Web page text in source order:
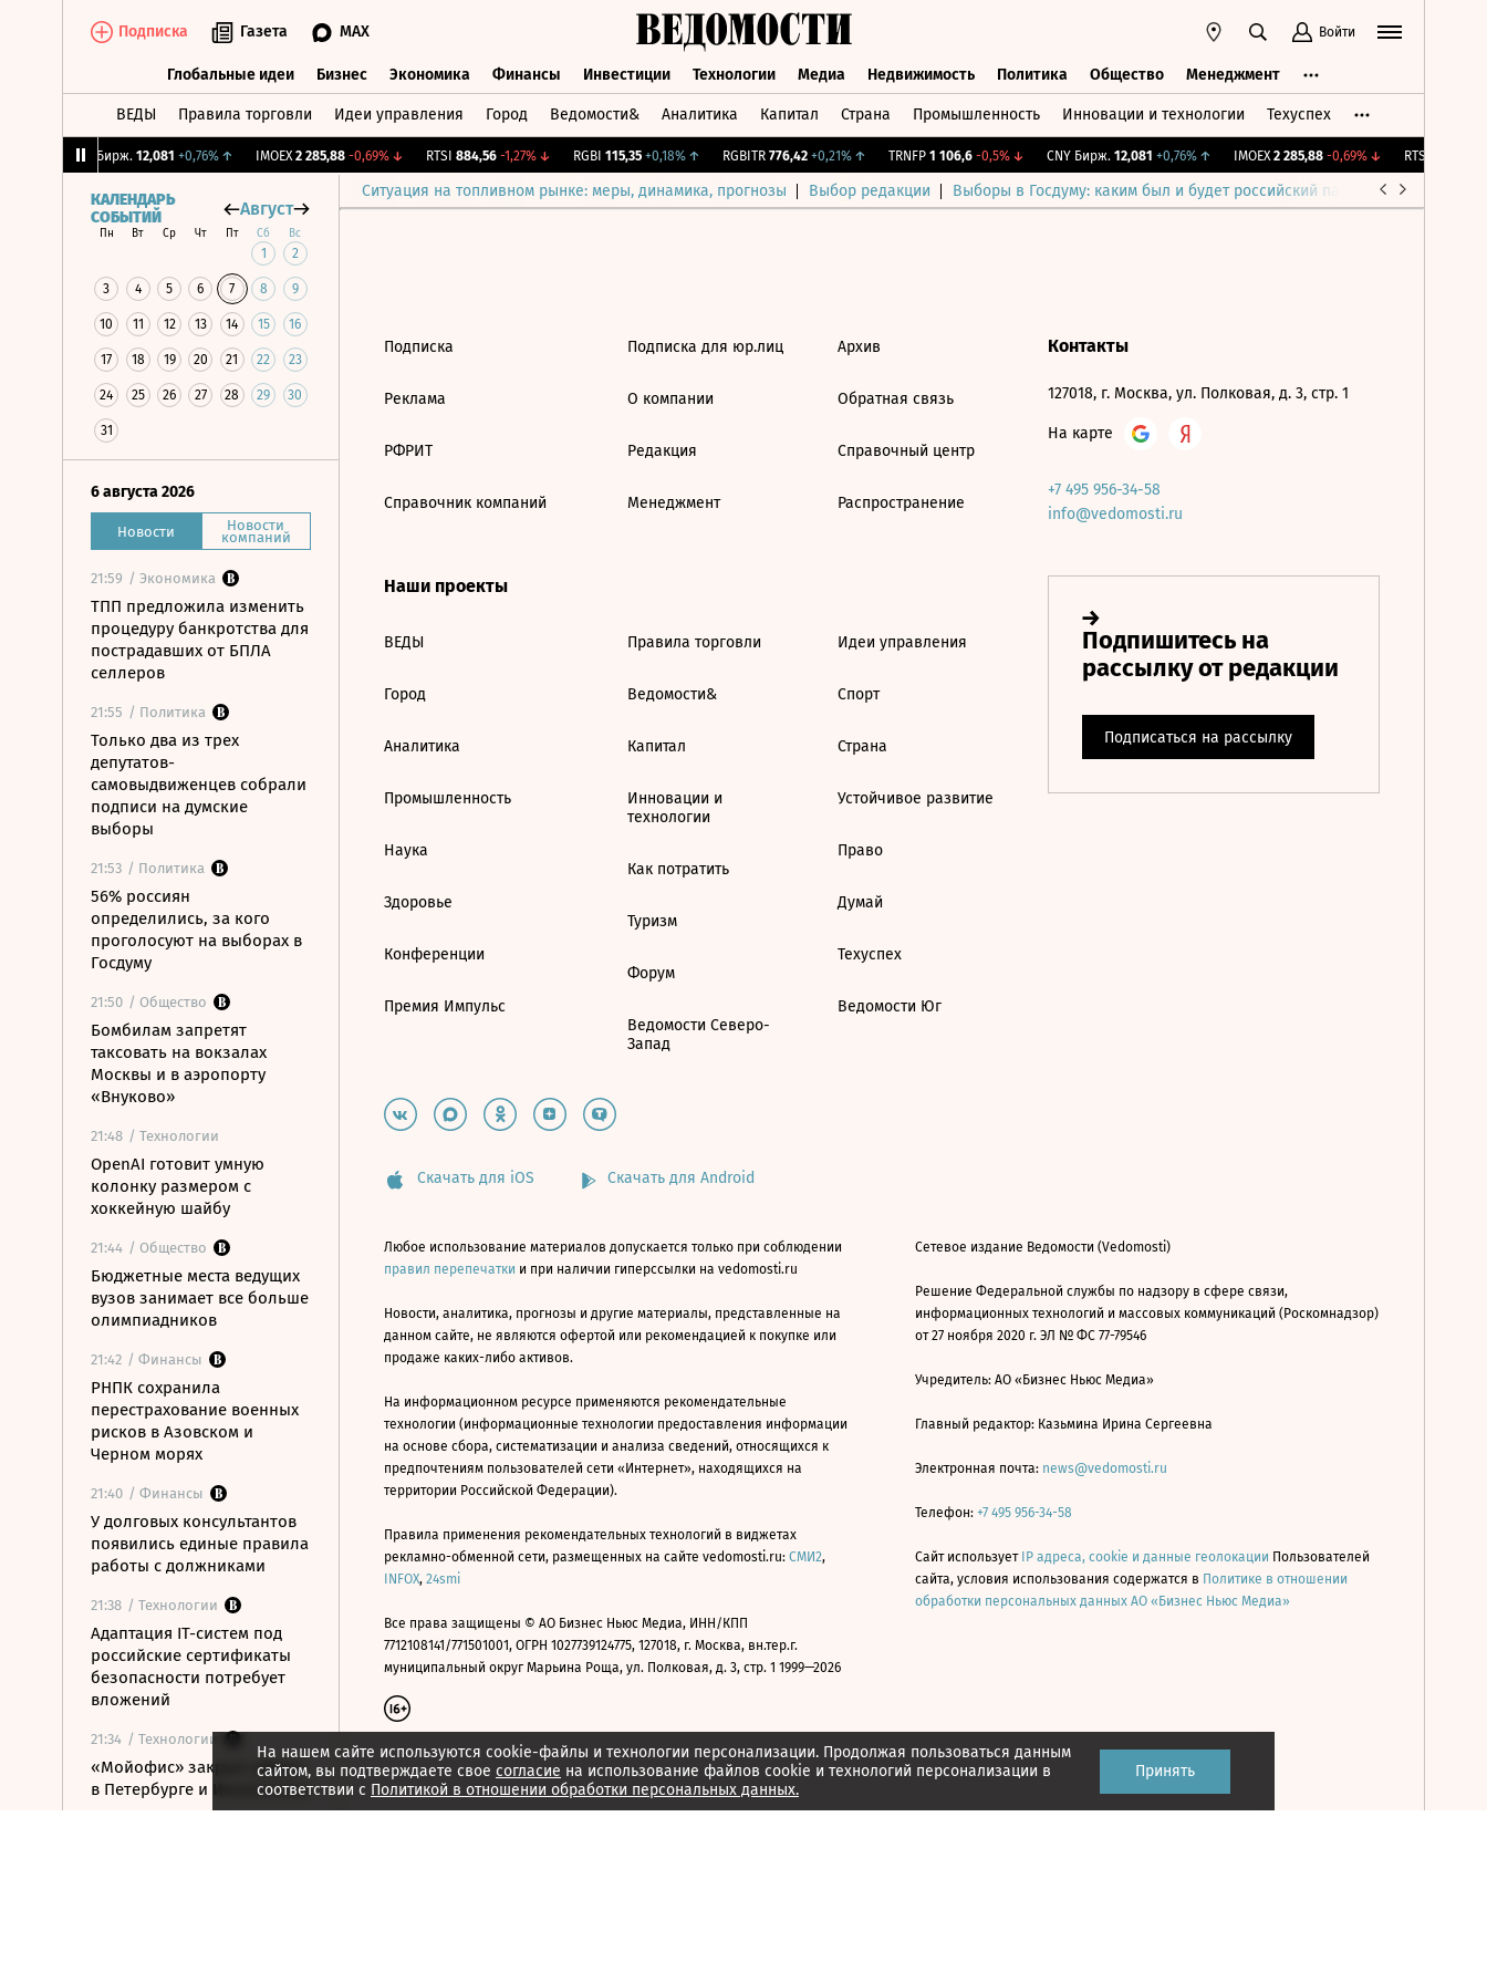
Подписка Газета MAX Войти
Глобальные идеи Бизнес Экономика Финансы Инвестиции Технологии Медиа Недвижимость Политика Общество Менеджмент
ВЕДЫ Правила торговли Идеи управления Город Ведомости& Аналитика Капитал Страна Промышленность Инновации и технологии Техуспех
CNY Бирж. 12,081 +0,76%↑ IMOEX 2 285,88 -0,69%↓ RTSI 884,56 -1,27%↓ RGBI 115,35 +0,18%↑ RGBITR 776,42 +0,21%↑ TRNFP 1 106,6 -0,5%↓ CNY Бирж. 12,081 +0,76%↑ IMOEX 2 285,88 -0,69%↓ RTSI
Ситуация на топливном рынке: меры, динамика, прогнозы Выбор редакции Выборы в Госдуму: каким был и будет российский парламент
КАЛЕНДАРЬ
СОБЫТИЙ
Август
Пн Вт Ср Чт Пт Сб Вс
1 2
3 4 5 6 7 8 9
10 11 12 13 14 15 16
17 18 19 20 21 22 23
24 25 26 27 28 29 30
31
6 августа 2026
Новости Новости
компаний
21:59 / Экономика
ТПП предложила изменить
процедуру банкротства для
пострадавших от БПЛА
селлеров
21:55 / Политика
Только два из трех
депутатов-
самовыдвиженцев собрали
подписи на думские
выборы
21:53 / Политика
56% россиян
определились, за кого
проголосуют на выборах в
Госдуму
21:50 / Общество
Бомбилам запретят
таксовать на вокзалах
Москвы и в аэропорту
«Внуково»
21:48 / Технологии
OpenAI готовит умную
колонку размером с
хоккейную шайбу
21:44 / Общество
Бюджетные места ведущих
вузов занимает все больше
олимпиадников
21:42 / Финансы
РНПК сохранила
перестрахование военных
рисков в Азовском и
Черном морях
21:40 / Финансы
У долговых консультантов
появились единые правила
работы с должниками
21:38 / Технологии
Адаптация IT-систем под
российские сертификаты
безопасности потребует
вложений
21:34 / Технологии
«Мойофис» закрыл офисы
в Петербурге и Иннополисе
На нашем сайте используются cookie-файлы и технологии персонализации. Продолжая пользоваться данным
сайтом, вы подтверждаете свое согласие на использование файлов cookie и технологий персонализации в
соответствии с Политикой в отношении обработки персональных данных.
Принять
Подписка
Реклама
РФРИТ
Справочник компаний
Подписка для юр.лиц
О компании
Редакция
Менеджмент
Архив
Обратная связь
Справочный центр
Распространение
Наши проекты
ВЕДЫ
Город
Аналитика
Промышленность
Наука
Здоровье
Конференции
Премия Импульс
Правила торговли
Ведомости&
Капитал
Инновации и
технологии
Как потратить
Туризм
Форум
Ведомости Северо-
Запад
Идеи управления
Спорт
Страна
Устойчивое развитие
Право
Думай
Техуспех
Ведомости Юг
Контакты
127018, г. Москва, ул. Полковая, д. 3, стр. 1
На карте
+7 495 956-34-58
info@vedomosti.ru
Скачать для iOS Скачать для Android
Любое использование материалов допускается только при соблюдении
правил перепечатки и при наличии гиперссылки на vedomosti.ru
Новости, аналитика, прогнозы и другие материалы, представленные на
данном сайте, не являются офертой или рекомендацией к покупке или
продаже каких-либо активов.
На информационном ресурсе применяются рекомендательные
технологии (информационные технологии предоставления информации
на основе сбора, систематизации и анализа сведений, относящихся к
предпочтениям пользователей сети «Интернет», находящихся на
территории Российской Федерации).
Правила применения рекомендательных технологий в виджетах
рекламно-обменной сети, размещенных на сайте vedomosti.ru: СМИ2,
INFOX, 24smi
Все права защищены © АО Бизнес Ньюс Медиа, ИНН/КПП
7712108141/771501001, ОГРН 1027739124775, 127018, г. Москва, вн.тер.г.
муниципальный округ Марьина Роща, ул. Полковая, д. 3, стр. 1 1999—2026
Сетевое издание Ведомости (Vedomosti)
Решение Федеральной службы по надзору в сфере связи,
информационных технологий и массовых коммуникаций (Роскомнадзор)
от 27 ноября 2020 г. ЭЛ № ФС 77-79546
Учредитель: АО «Бизнес Ньюс Медиа»
Главный редактор: Казьмина Ирина Сергеевна
Электронная почта: news@vedomosti.ru
Телефон: +7 495 956-34-58
Сайт использует IP адреса, cookie и данные геолокации Пользователей
сайта, условия использования содержатся в Политике в отношении
обработки персональных данных АО «Бизнес Ньюс Медиа»